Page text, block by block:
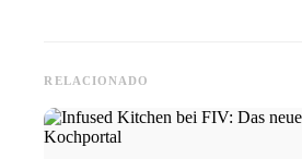
RELACIONADO